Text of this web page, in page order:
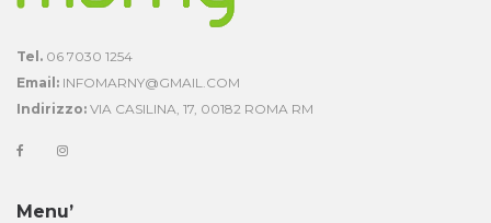
Tel. 06 7030 1254
Email: INFOMARNY@GMAIL.COM
Indirizzo: VIA CASILINA, 17, 00182 ROMA RM
Menu’